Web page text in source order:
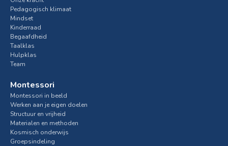
Pedagogisch klimaat
Mindset
Kinderraad
Begaafdheid
Taalklas
Hulpklas
Team
Montessori
Montessori in beeld
Werken aan je eigen doelen
Structuur en vrijheid
Materialen en methoden
Kosmisch onderwijs
Groepsindeling